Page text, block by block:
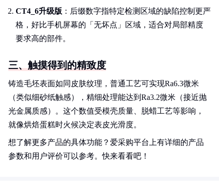
CT4_6升级版 ：后缀数字指特定检测区域的缺陷控制更严
格，好比手机屏幕的「无坏点」区域，适合对局部精度
要求高的部件。
三、触摸得到的精致度
铸造毛坯表面如同皮肤纹理，普通工艺可实现Ra6.3微米
（类似细砂纸触感），精细处理能达到Ra3.2微米（接近抛
光金属质感）。这个数值受模壳质量、脱蜡工艺等影响，
就像烘焙蛋糕时火候决定表皮光滑度。
想了解更多产品的具体功能？爱采购平台上有详细的产品
参数和用户评价可以参考。快来看看吧！